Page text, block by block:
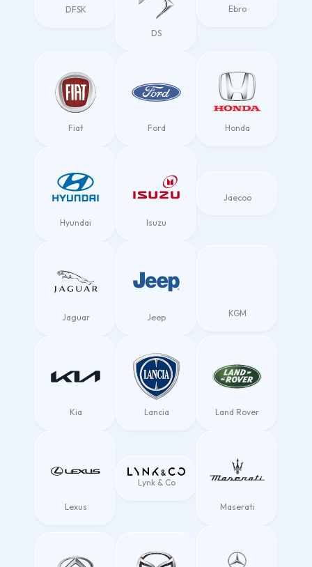
DFSK
DS
Ebro
Fiat Ford Honda
Hyundai Isuzu
Jaecoo
Jaguar Jeep KGM
Kia Lancia Land Rover
Lexus
Lynk & Co
Maserati